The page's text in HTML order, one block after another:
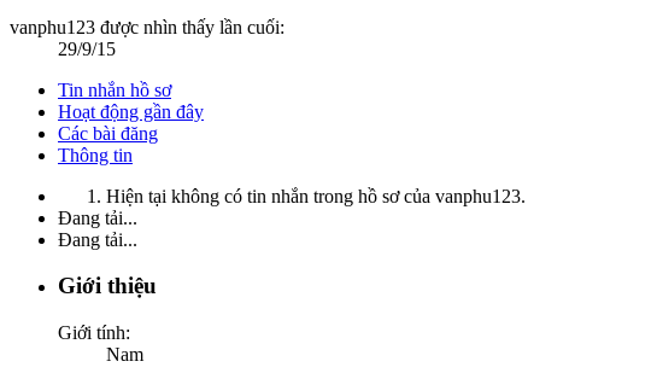
vanphu123 được nhìn thấy lần cuối:
29/9/15
Tin nhắn hồ sơ
Hoạt động gần đây
Các bài đăng
Thông tin
Hiện tại không có tin nhắn trong hồ sơ của vanphu123.
Đang tải...
Đang tải...
Giới thiệu
Giới tính:
Nam